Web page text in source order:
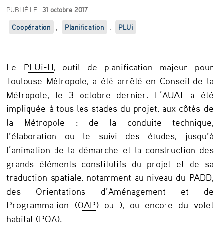
U
n
p
r
e
m
i
è
r
e
é
t
PUBLIÉ LE 31 octobre 2017
Coopération , Planification , PLUi
Le PLUi-H, outil de planification majeur pour
Toulouse Métropole, a été arrêté en Conseil de la
Métropole, le 3 octobre dernier. L’AUAT a été
impliquée à tous les stades du projet, aux côtés de
la Métropole : de la conduite technique,
l’élaboration ou le suivi des études, jusqu’à
l’animation de la démarche et la construction des
grands éléments constitutifs du projet et de sa
traduction spatiale, notamment au niveau du PADD,
des Orientations d’Aménagement et de
Programmation (OAP) ou ), ou encore du volet
habitat (POA).